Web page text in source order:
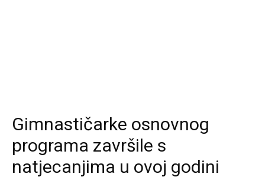
Gimnastičarke osnovnog
programa završile s
natjecanjima u ovoj godini